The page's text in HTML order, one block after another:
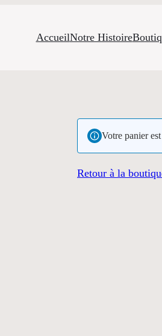
AccueilNotre Histoire
Votre panier
Retour à la